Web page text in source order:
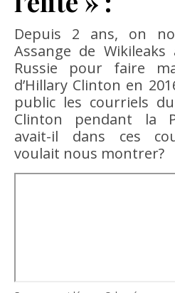
Depuis 2 ans, on
Assange de
Russie pour faire
d’Hillary Clinton en
public les courriels
Clinton pendant la
avait-il dans ces
voulait nous montrer?